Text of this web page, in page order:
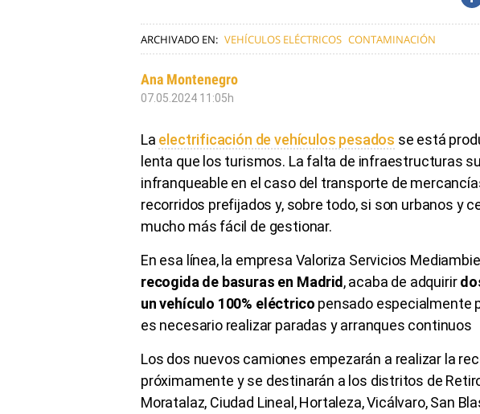
ARCHIVADO EN: VEHÍCULOS ELÉCTRICOS CONTAMINACIÓN
Ana Montenegro
07.05.2024 11:05h
La electrificación de vehículos pesados se está
lenta que los turismos. La falta de infraestructuras
infranqueable en el caso del transporte de
recorridos prefijados y, sobre todo, si son urbanos y
mucho más fácil de gestionar.
En esa línea, la empresa Valoriza Servicios
recogida de basuras en Madrid, acaba de adquirir
un vehículo 100% eléctrico pensado especialmente
es necesario realizar paradas y arranques continuos
Los dos nuevos camiones empezarán a realizar la
próximamente y se destinarán a los distritos de
Moratalaz, Ciudad Lineal, Hortaleza, Vicálvaro, San